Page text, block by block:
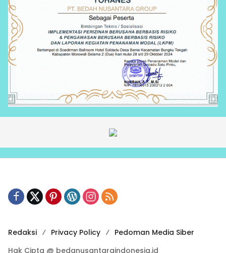
Redaksi Privacy Policy
Pedoman Media Siber
Hak Cipta @ bedanusantaraindonesia.id